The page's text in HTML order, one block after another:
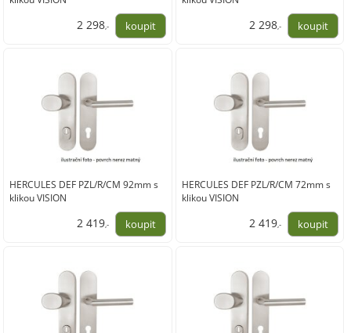
2 298,- 2 298,-
HERCULES DEF PZL/R/CM 92mm s
klikou VISION
2 419,-
HERCULES DEF PZL/R/CM 72mm s
klikou VISION
2 419,-